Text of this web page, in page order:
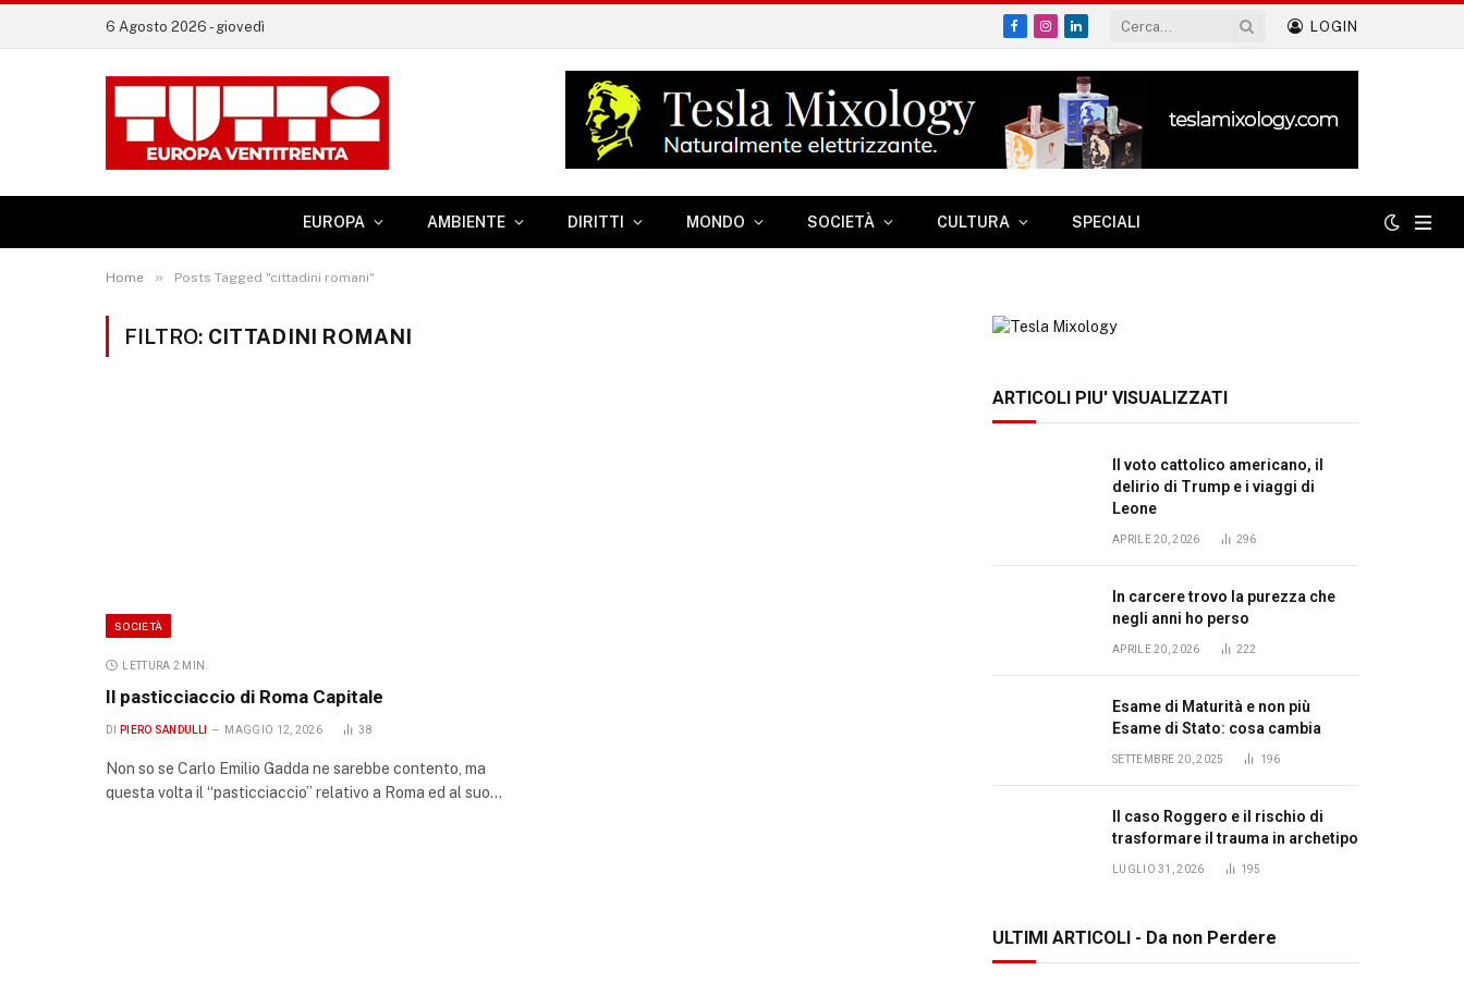
6 Agosto 2026 - giovedì
Facebook
Instagram
LinkedIn
LOGIN
EUROPA AMBIENTE DIRITTI MONDO SOCIETÀ CULTURA SPECIALI
Home » Posts Tagged "cittadini romani"
FILTRO: CITTADINI ROMANI
SOCIETÀ
LETTURA 2 MIN.
Il pasticciaccio di Roma Capitale
DI PIERO SANDULLI MAGGIO 12, 2026 38
Non so se Carlo Emilio Gadda ne sarebbe contento, ma
questa volta il “pasticciaccio” relativo a Roma ed al suo…
ARTICOLI PIU' VISUALIZZATI
Il voto cattolico americano, il
delirio di Trump e i viaggi di
Leone
APRILE 20, 2026 296
In carcere trovo la purezza che
negli anni ho perso
APRILE 20, 2026 222
Esame di Maturità e non più
Esame di Stato: cosa cambia
SETTEMBRE 20, 2025 196
Il caso Roggero e il rischio di
trasformare il trauma in archetipo
LUGLIO 31, 2026 195
ULTIMI ARTICOLI - Da non Perdere